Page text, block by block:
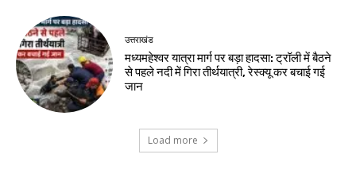
उत्तराखंड
मध्यमहेश्वर यात्रा मार्ग पर बड़ा हादसा: ट्रॉली में बैठने
से पहले नदी में गिरा तीर्थयात्री, रेस्क्यू कर बचाई गई
जान
Load more